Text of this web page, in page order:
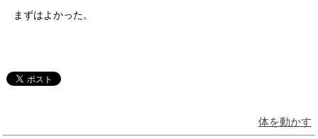
まずはよかった。
体を動かす